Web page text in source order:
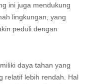
ini juga mendukung
lingkungan, yang
peduli dengan
daya tahan yang
relatif lebih rendah. Hal